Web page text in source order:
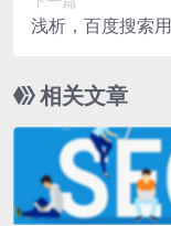
浅析，百度搜索
相关文章